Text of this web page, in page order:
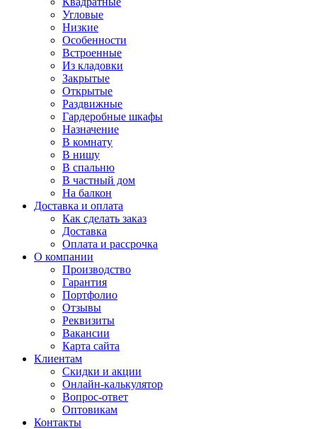
Угловые
Низкие
Особенности
Встроенные
Из кладовки
Закрытые
Открытые
Раздвижные
Гардеробные шкафы
Назначение
В комнату
В нишу
В спальню
В частный дом
На балкон
Доставка и оплата
Как сделать заказ
Доставка
Оплата и рассрочка
О компании
Производство
Гарантия
Портфолио
Отзывы
Реквизиты
Вакансии
Карта сайта
Клиентам
Скидки и акции
Онлайн-калькулятор
Вопрос-ответ
Оптовикам
Контакты